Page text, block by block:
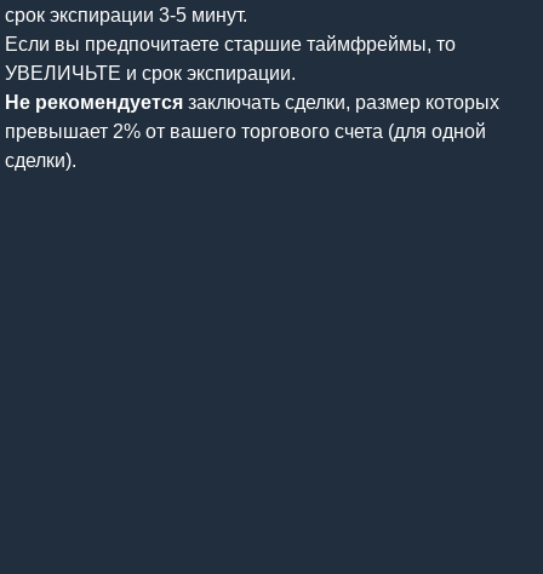
срок экспирации 3-5 минут.
Если вы предпочитаете старшие таймфреймы, то
УВЕЛИЧЬТЕ и срок экспирации.
Не рекомендуется заключать сделки, размер которых
превышает 2% от вашего торгового счета (для одной
сделки).